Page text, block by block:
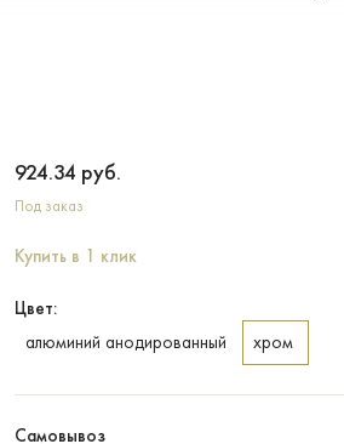
924.34 руб.
Под заказ
Купить в 1 клик
Цвет:
алюминий анодированный
хром
Самовывоз